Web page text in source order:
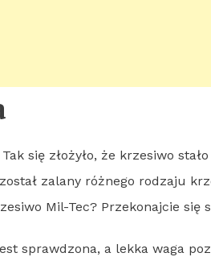
się złożyło, że krzesiwo
zalany różnego rodzaju
Mil-Tec? Przekonajcie się
sprawdzona, a lekka waga